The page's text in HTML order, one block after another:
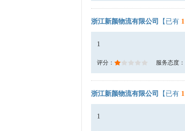
浙江新颜物流有限公司 【已有 1
1
评分： 服务态度：
浙江新颜物流有限公司 【已有 1
1